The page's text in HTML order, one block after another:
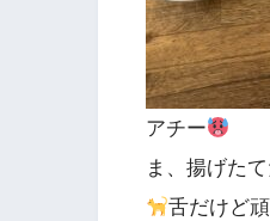
アチー
ま、揚げたて
舌だけど